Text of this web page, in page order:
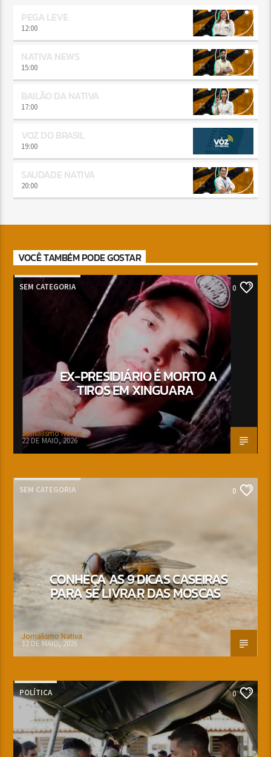
PEGA LEVE
12:00
NATIVA NEWS
15:00
BAILÃO DA NATIVA
17:00
VOZ DO BRASIL
19:00
SAUDADE NATIVA
20:00
VOCÊ TAMBÉM PODE GOSTAR
SEM CATEGORIA 0
EX-PRESIDIÁRIO É MORTO A
TIROS EM XINGUARA
Jornalismo Nativa
22 DE MAIO, 2026
SEM CATEGORIA 0
CONHEÇA AS 9 DICAS CASEIRAS
PARA SE LIVRAR DAS MOSCAS
Jornalismo Nativa
12 DE MAIO, 2026
POLÍTICA 0